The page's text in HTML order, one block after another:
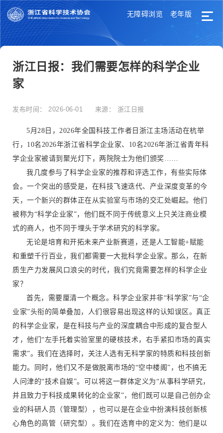
无障碍浏览 老年版
浙江日报：我们需要怎样的科学企业
家
发布时间： 2026-06-01 来源： 浙江日报
5月28日，2026年全国科技工作者日浙江主场活动在杭举
行，10名2026年浙江省科学企业家、10名2026年浙江省青年科
学企业家被请到聚光灯下，两院院士为他们颁奖……
我几度参与了科学企业家的推荐和评选工作，有些实际体
会。一个突出的感受是，在科技飞速迭代、产业深度变革的今
天，一个新兴的群体正在从实验室与市场的交汇处崛起。他们
被称为“科学企业家”，他们既不同于传统意义上只关注商业模
式的商人，也不同于埋头于学术研究的科学家。
无论是培育和开拓未来产业新赛道，还是人工智能+赋能
和重塑千行百业，我们都需要一大批科学企业家。那么，在新
质生产力发展风口浪尖的时代，我们究竟需要怎样的科学企业
家？
首先，需要厘清一个概念。科学企业家并非“科学家”与“企
业家”头衔的简单叠加，人们很容易出现这样的认知误区。真正
的科学企业家，是在科技与产业的深度耦合中形成的复合型人
才，他们“左手托着实验室里的硬核技术，右手紧扣市场的真实
需求”。我们在选择时，关注人选有无科学家的特质和科技创新
能力。同时，他们又不是做脱离市场的“空中楼阁”，也不搞无
人问津的“技术自娱”。可以将这一群体定义为“从事科学研究，
并且致力于科技成果转化的企业家”，他们既可以是自己创办企
业的科研人员（管理型），也可以是在企业中扮演科技创新核
心角色的高管（研究型）。我们在选育中的定义为：他们是以